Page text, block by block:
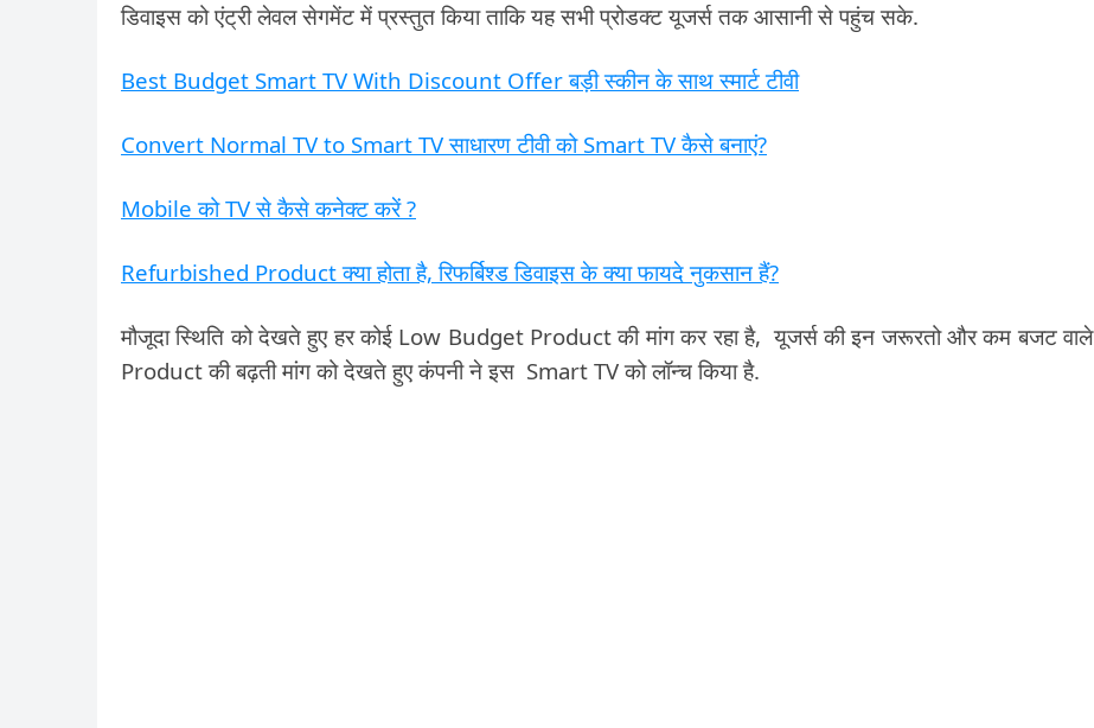
डिवाइस को एंट्री लेवल सेगमेंट में प्रस्तुत किया ताकि यह सभी प्रोडक्ट यूजर्स तक आसानी से पहुंच सके.
Best Budget Smart TV With Discount Offer बड़ी स्कीन के साथ स्मार्ट टीवी
Convert Normal TV to Smart TV साधारण टीवी को Smart TV कैसे बनाएं?
Mobile को TV से कैसे कनेक्ट करें ?
Refurbished Product क्या होता है, रिफर्बिश्‍ड डिवाइस के क्या फायदे नुकसान हैं?
मौजूदा स्थिति को देखते हुए हर कोई Low Budget Product की मांग कर रहा है, यूजर्स की इन जरूरतो और कम बजट वाले
Product की बढ़ती मांग को देखते हुए कंपनी ने इस Smart TV को लॉन्च किया है.